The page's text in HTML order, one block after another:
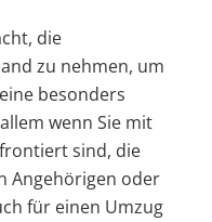
die
zu nehmen, um
besonders
wenn Sie mit
sind, die
Angehörigen oder
für einen Umzug